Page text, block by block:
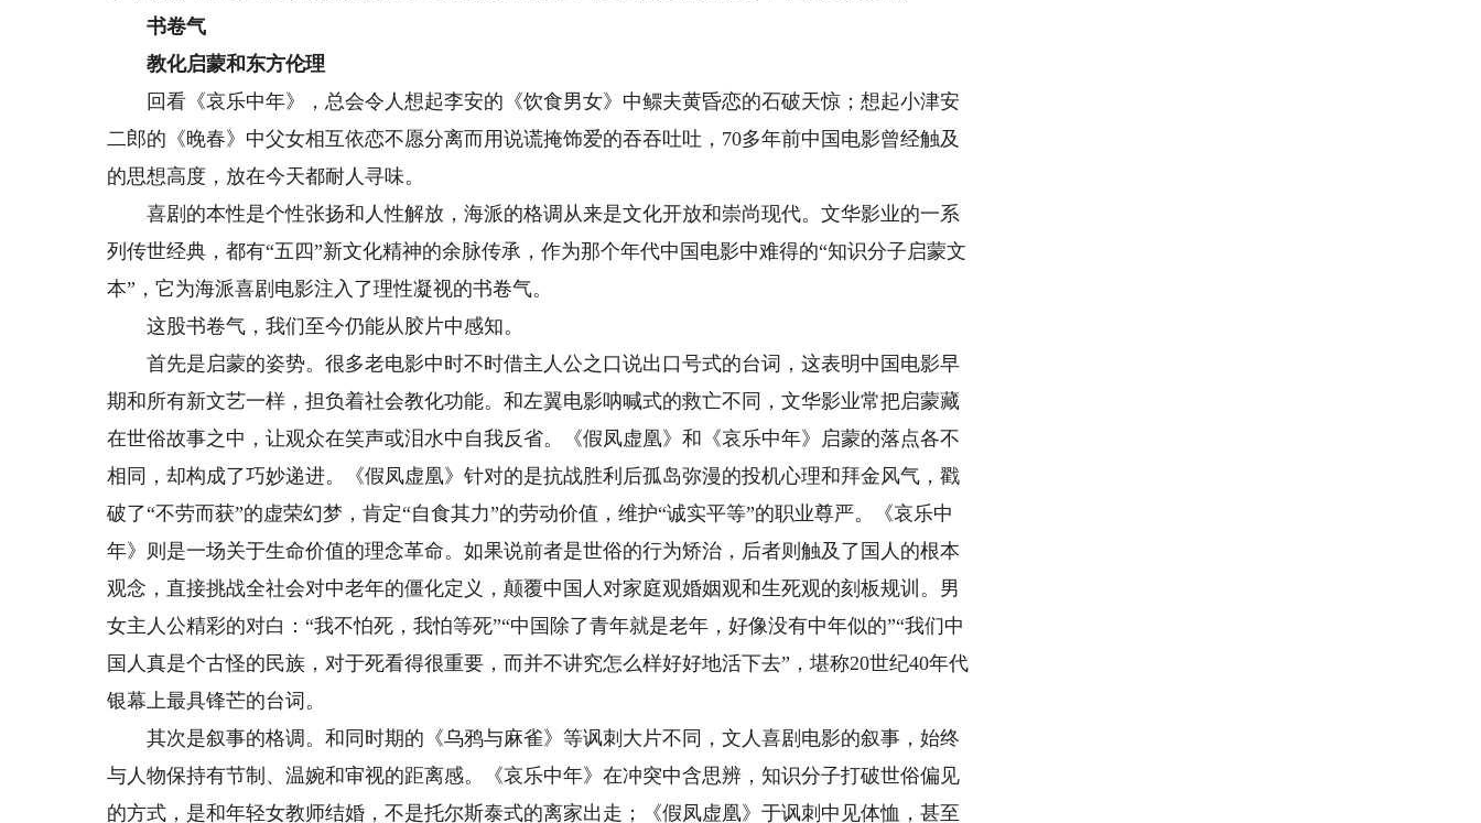
书卷气
教化启蒙和东方伦理
回看《哀乐中年》，总会令人想起李安的《饮食男女》中鳏夫黄昏恋的石破天惊；想起小津安
二郎的《晚春》中父女相互依恋不愿分离而用说谎掩饰爱的吞吞吐吐，70多年前中国电影曾经触及
的思想高度，放在今天都耐人寻味。
喜剧的本性是个性张扬和人性解放，海派的格调从来是文化开放和崇尚现代。文华影业的一系
列传世经典，都有“五四”新文化精神的余脉传承，作为那个年代中国电影中难得的“知识分子启蒙文
本”，它为海派喜剧电影注入了理性凝视的书卷气。
这股书卷气，我们至今仍能从胶片中感知。
首先是启蒙的姿势。很多老电影中时不时借主人公之口说出口号式的台词，这表明中国电影早
期和所有新文艺一样，担负着社会教化功能。和左翼电影呐喊式的救亡不同，文华影业常把启蒙藏
在世俗故事之中，让观众在笑声或泪水中自我反省。《假凤虚凰》和《哀乐中年》启蒙的落点各不
相同，却构成了巧妙递进。《假凤虚凰》针对的是抗战胜利后孤岛弥漫的投机心理和拜金风气，戳
破了“不劳而获”的虚荣幻梦，肯定“自食其力”的劳动价值，维护“诚实平等”的职业尊严。《哀乐中
年》则是一场关于生命价值的理念革命。如果说前者是世俗的行为矫治，后者则触及了国人的根本
观念，直接挑战全社会对中老年的僵化定义，颠覆中国人对家庭观婚姻观和生死观的刻板规训。男
女主人公精彩的对白：“我不怕死，我怕等死”“中国除了青年就是老年，好像没有中年似的”“我们中
国人真是个古怪的民族，对于死看得很重要，而并不讲究怎么样好好地活下去”，堪称20世纪40年代
银幕上最具锋芒的台词。
其次是叙事的格调。和同时期的《乌鸦与麻雀》等讽刺大片不同，文人喜剧电影的叙事，始终
与人物保持有节制、温婉和审视的距离感。《哀乐中年》在冲突中含思辨，知识分子打破世俗偏见
的方式，是和年轻女教师结婚，不是托尔斯泰式的离家出走；《假凤虚凰》于讽刺中见体恤，甚至